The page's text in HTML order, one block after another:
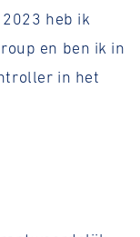
heb ik
en ben ik in
in het